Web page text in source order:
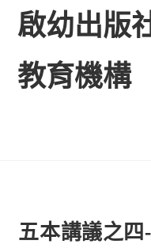
啟幼出版
教育機構
五本講議之